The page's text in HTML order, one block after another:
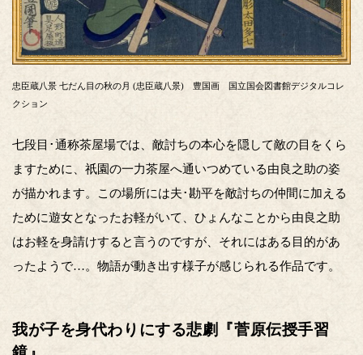
忠臣蔵八景 七だん目の秋の月 (忠臣蔵八景) 豊国画 国立国会図書館デジタルコレ
クション
七段目･通称茶屋場では、敵討ちの本心を隠して敵の目をくら
ますために、祇園の一力茶屋へ通いつめている由良之助の姿
が描かれます。この場所には夫･勘平を敵討ちの仲間に加える
ために遊女となったお軽がいて、ひょんなことから由良之助
はお軽を身請けすると言うのですが、それにはある目的があ
ったようで…。物語が動き出す様子が感じられる作品です。
我が子を身代わりにする悲劇『菅原伝授手習